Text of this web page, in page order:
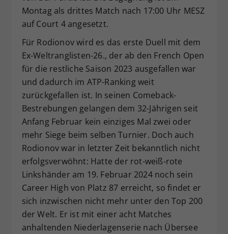
Montag als drittes Match nach 17:00 Uhr MESZ
auf Court 4 angesetzt.
Für Rodionov wird es das erste Duell mit dem
Ex-Weltranglisten-26., der ab den French Open
für die restliche Saison 2023 ausgefallen war
und dadurch im ATP-Ranking weit
zurückgefallen ist. In seinen Comeback-
Bestrebungen gelangen dem 32-Jährigen seit
Anfang Februar kein einziges Mal zwei oder
mehr Siege beim selben Turnier. Doch auch
Rodionov war in letzter Zeit bekanntlich nicht
erfolgsverwöhnt: Hatte der rot-weiß-rote
Linkshänder am 19. Februar 2024 noch sein
Career High von Platz 87 erreicht, so findet er
sich inzwischen nicht mehr unter den Top 200
der Welt. Er ist mit einer acht Matches
anhaltenden Niederlagenserie nach Übersee